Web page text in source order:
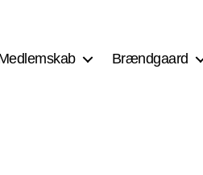
Brændgaard